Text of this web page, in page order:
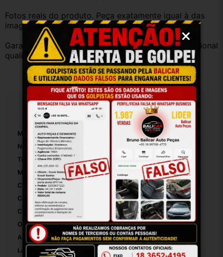
Fotos reais do produto. Peça exatamente igual à das
imagens.
Garantia válida somente com instalação por profissional
qualificado.
Especificações
Marca:
Número De Peça: 93396394
Tipo De Veículo: Carro/Caminhonete
Material: Plastico
Com Porta-Luvas Central: False
Com Iluminação: False
Con Porta-Copos: False
Origem: Brasil
Altura Da Embalagem:
Largura Da Embalagem: